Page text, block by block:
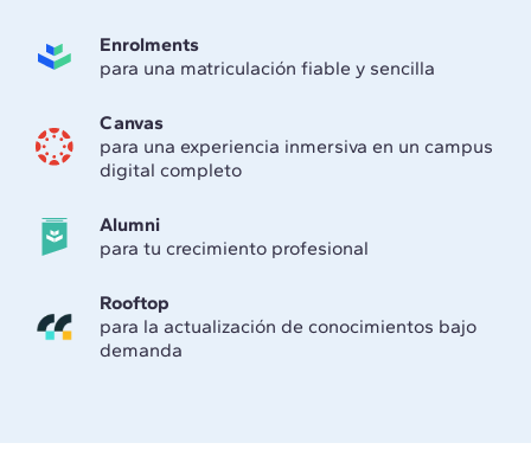
Enrolments
para una matriculación fiable y sencilla
Canvas
para una experiencia inmersiva en un campus
digital completo
Alumni
para tu crecimiento profesional
Rooftop
para la actualización de conocimientos bajo
demanda